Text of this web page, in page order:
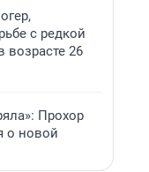
с редкой
возрасте 26
Прохор
о новой